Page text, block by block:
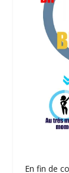
En fin de